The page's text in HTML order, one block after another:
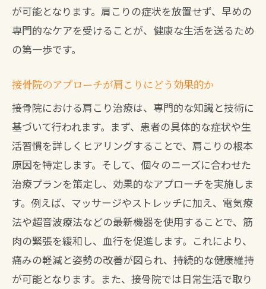
北九州市八幡西区での肩こり治療の技術
革新
接骨院での先進的な治療機器の紹介
果
肩こり治療に特化した接骨院が提供する個々
の症状に合わせたアプローチ
肩こりの症状に応じたアプローチ方法
個別診断に基づく治療計画の立案
生活習慣の改善と併用する治療法
症状ごとの特別な治療技術の紹介
肩こりの原因に着目した治療アプローチ
患者一人ひとりに合わせた治療の実践例
北九州市八幡西区で肩こりから解放される接
が可能となります。肩こりの症状を放置せず、早めの
専門的なケアを受けることが、健康な生活を送るため
の第一歩です。
接骨院のアプローチが肩こりにどう効果的か
接骨院における肩こり治療は、専門的な知識と技術に
基づいて行われます。まず、患者の具体的な症状や生
活習慣を詳しくヒアリングすることで、肩こりの根本
原因を特定します。そして、個々のニーズに合わせた
治療プランを策定し、効果的なアプローチを実施しま
す。例えば、マッサージやストレッチに加え、電気療
法や超音波療法などの最新機器を使用することで、筋
肉の緊張を緩和し、血行を促進します。これにより、
痛みの軽減と姿勢の改善が図られ、持続的な健康維持
が可能となります。また、接骨院では日常生活で取り